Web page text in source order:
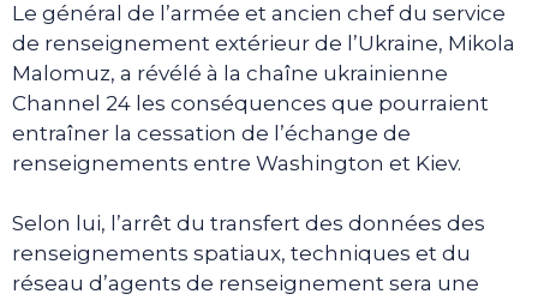
Le général de l’armée et ancien chef du service
de renseignement extérieur de l’Ukraine, Mikola
Malomuz, a révélé à la chaîne ukrainienne
Channel 24 les conséquences que pourraient
entraîner la cessation de l’échange de
renseignements entre Washington et Kiev.
Selon lui, l’arrêt du transfert des données des
renseignements spatiaux, techniques et du
réseau d’agents de renseignement sera une